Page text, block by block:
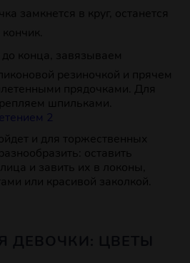
замкнется в круг, останется
конца, завязываем
резиночкой и прячем
прядочками. Для
шпильками.
и для торжественных
оставить
и завить их в локоны,
или красивой заколкой.